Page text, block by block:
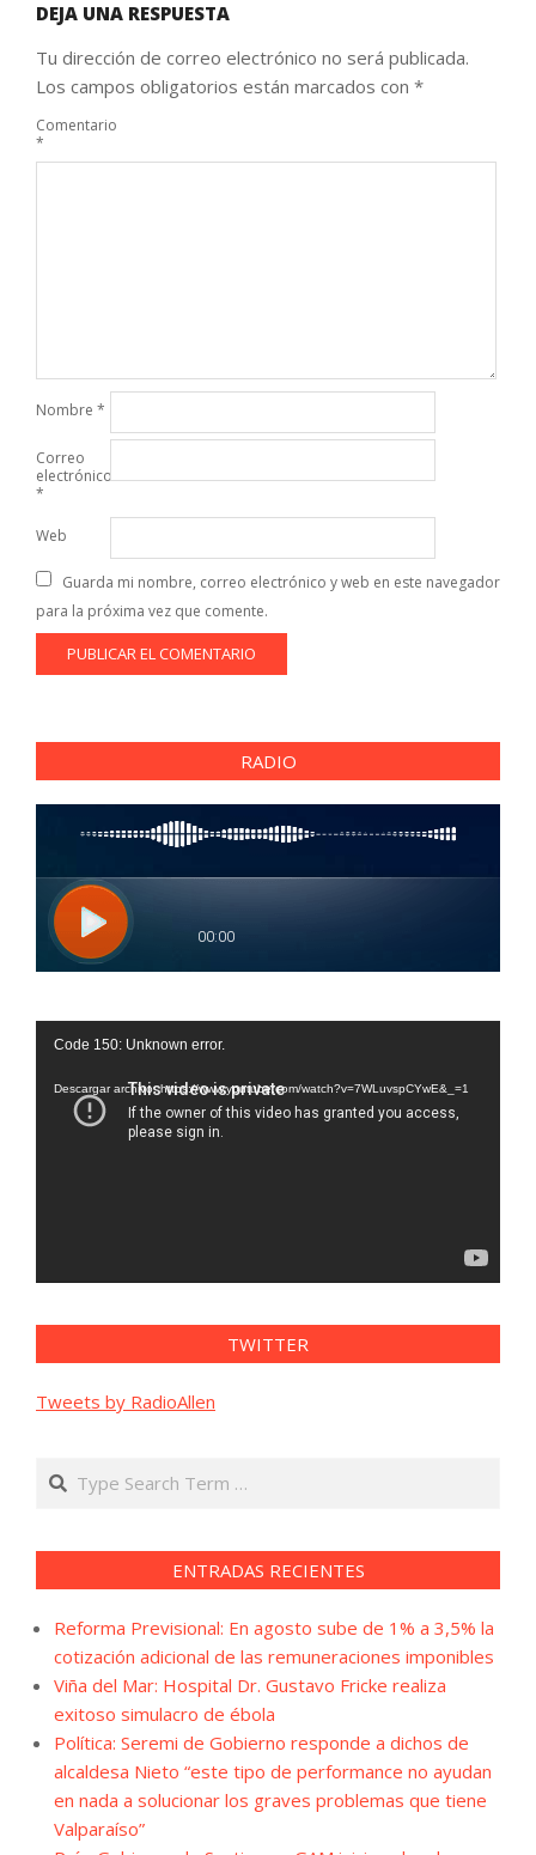
DEJA UNA RESPUESTA
Tu dirección de correo electrónico no será publicada.
Los campos obligatorios están marcados con *
Comentario
*
Nombre *
Correo
electrónico
*
Web
Guarda mi nombre, correo electrónico y web en este navegador
para la próxima vez que comente.
RADIO
Reproductor
vídeo
Code 150: Unknown error.
Descargar archivo: https://www.youtube.com/watch?v=7WLuvspCYwE&_=1
TWITTER
Tweets by RadioAllen
Search
ENTRADAS RECIENTES
Reforma Previsional: En agosto sube de 1% a 3,5% la
cotización adicional de las remuneraciones imponibles
Viña del Mar: Hospital Dr. Gustavo Fricke realiza
exitoso simulacro de ébola
Política: Seremi de Gobierno responde a dichos de
alcaldesa Nieto “este tipo de performance no ayudan
en nada a solucionar los graves problemas que tiene
Valparaíso”